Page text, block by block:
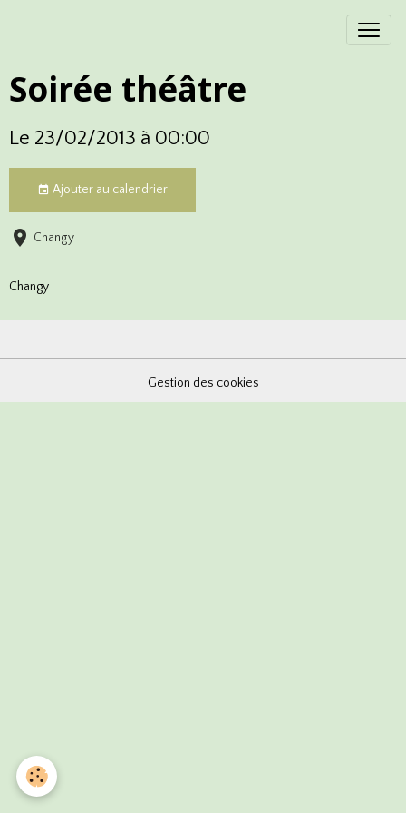
Soirée théâtre
Le 23/02/2013 à 00:00
Ajouter au calendrier
Changy
Changy
Gestion des cookies